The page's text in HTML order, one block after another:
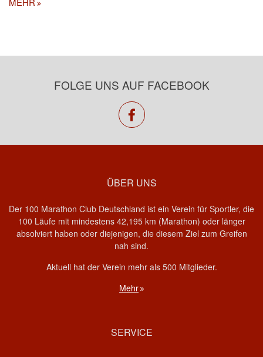
FOLGE UNS AUF FACEBOOK
facebook
ÜBER UNS
Der 100 Marathon Club Deutschland ist ein Verein für Sportler, die
100 Läufe mit mindestens 42,195 km (Marathon) oder länger
absolviert haben oder diejenigen, die diesem Ziel zum Greifen
nah sind.
Aktuell hat der Verein mehr als 500 Mitglieder.
Mehr
SERVICE